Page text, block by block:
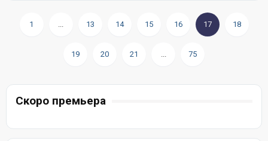
1 ... 13 14 15 16 17 18
19 20 21 ... 75
Скоро премьера